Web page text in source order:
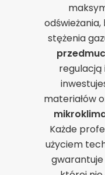
stężenia
regulacją
materiałów
Każde
użyciem
Zgoda na pliki
Cookies to małe
przechowywane na